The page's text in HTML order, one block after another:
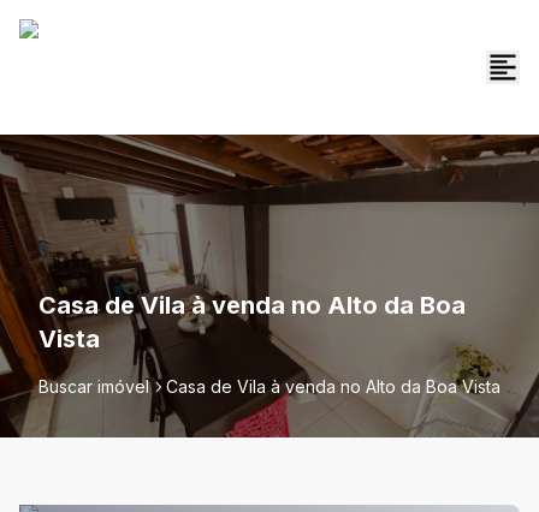
Casa de Vila à venda no Alto da Boa
Vista
Buscar imóvel Casa de Vila à venda no Alto da Boa Vista